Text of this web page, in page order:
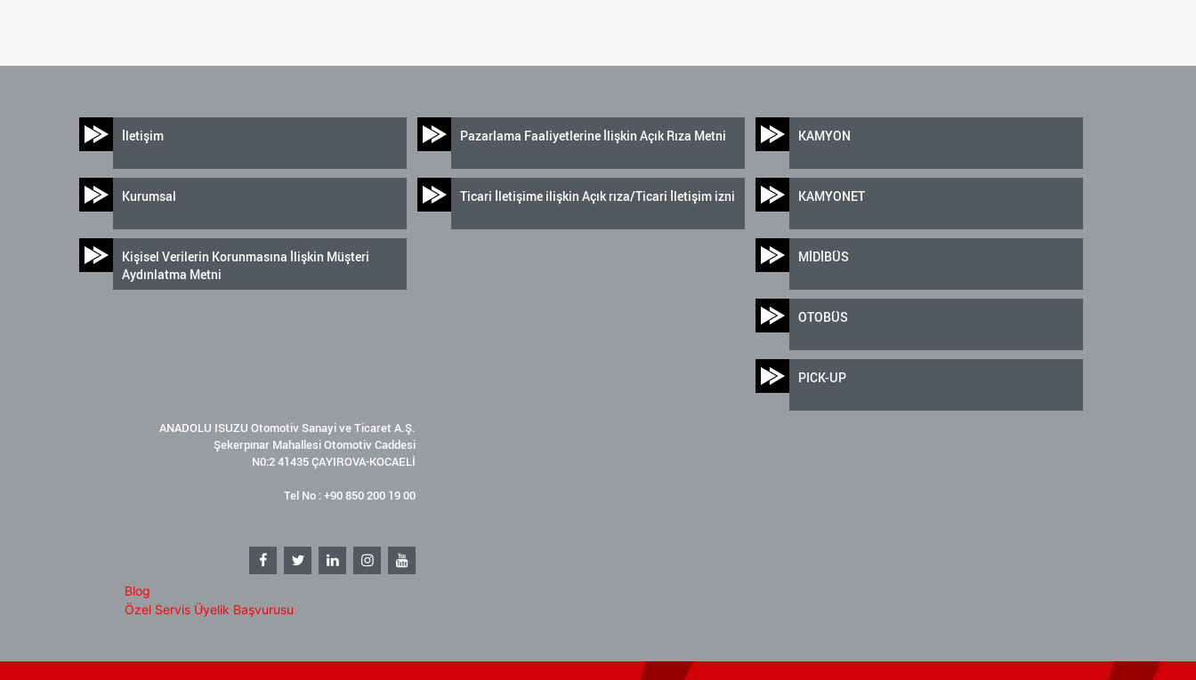
İletişim
Kurumsal
Kişisel Verilerin Korunmasına İlişkin Müşteri
Aydınlatma Metni
Pazarlama Faaliyetlerine İlişkin Açık Rıza Metni
Ticari İletişime ilişkin Açık rıza/Ticari İletişim izni
KAMYON
KAMYONET
MİDİBÜS
OTOBÜS
PICK-UP
ANADOLU ISUZU Otomotiv Sanayi ve Ticaret A.Ş.
Şekerpınar Mahallesi Otomotiv Caddesi
N0:2 41435 ÇAYIROVA-KOCAELİ
Tel No : +90 850 200 19 00
Blog
Özel Servis Üyelik Başvurusu